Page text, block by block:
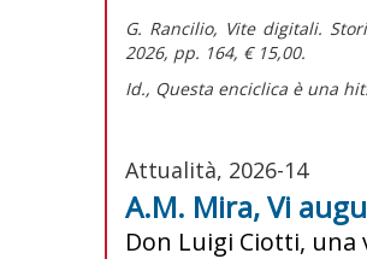
G. Rancilio, Vite digitali.
2026, pp. 164, € 15,00.
Id., Questa enciclica è una
Attualità, 2026-14
A.M. Mira, Vi
Don Luigi Ciotti,